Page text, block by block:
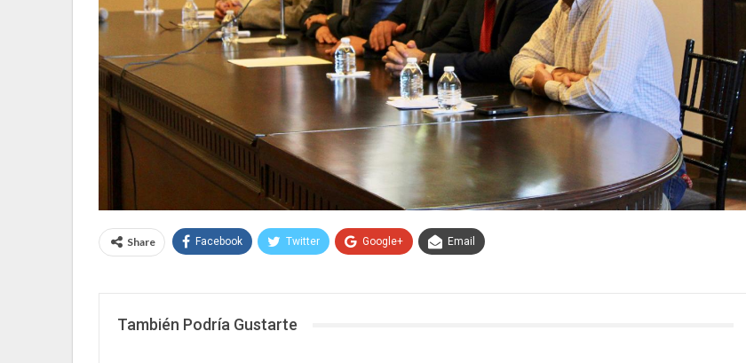
Share Facebook Twitter Google+ Email
También Podría Gustarte